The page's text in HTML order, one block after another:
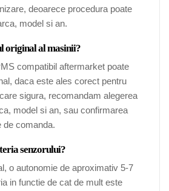
deoarece procedura poate
model si an.
original al masinii?
compatibil aftermarket poate
daca este ales corect pentru
sigura, recomandam alegerea
model si an, sau confirmarea
de comanda.
senzorului?
o autonomie de aproximativ 5-7
in functie de cat de mult este